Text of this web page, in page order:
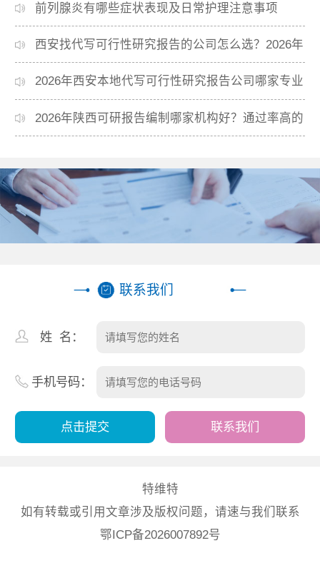
前列腺炎有哪些症状表现及日常护理注意事项
西安找代写可行性研究报告的公司怎么选？2026年
本地高口碑机构排名
2026年西安本地代写可行性研究报告公司哪家专业
靠谱？正规团队推荐
2026年陕西可研报告编制哪家机构好？通过率高的
联系我们
姓 名：
手机号码：
联系我们
特维特
如有转载或引用文章涉及版权问题，请速与我们联系
鄂ICP备2026007892号